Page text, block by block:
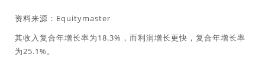
资料来源：Equitymaster
其收入复合年增长率为18.3%，而利润增长更快，复合年增长率
为25.1%。